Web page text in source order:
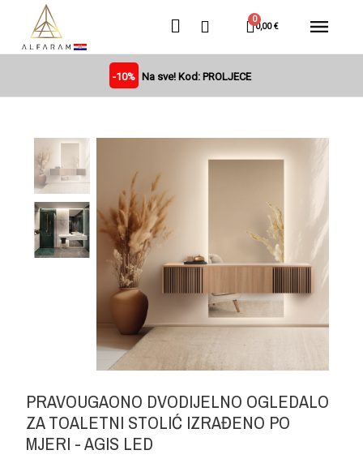
0,00 €
-10% Na sve! Kod: PROLJECE
PRAVOUGAONO DVODIJELNO OGLEDALO
ZA TOALETNI STOLIĆ IZRAĐENO PO
MJERI - AGIS LED